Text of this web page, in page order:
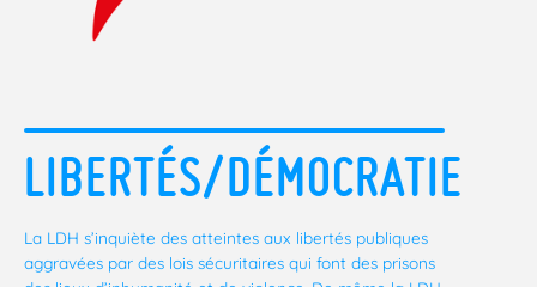
LIBERTÉS/DÉMOCRATIE
La LDH s’inquiète des atteintes aux libertés publiques
aggravées par des lois sécuritaires qui font des prisons